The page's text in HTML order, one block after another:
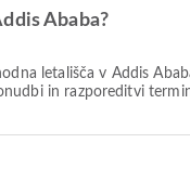
Ababa?
letališča v Addis
in razporeditvi